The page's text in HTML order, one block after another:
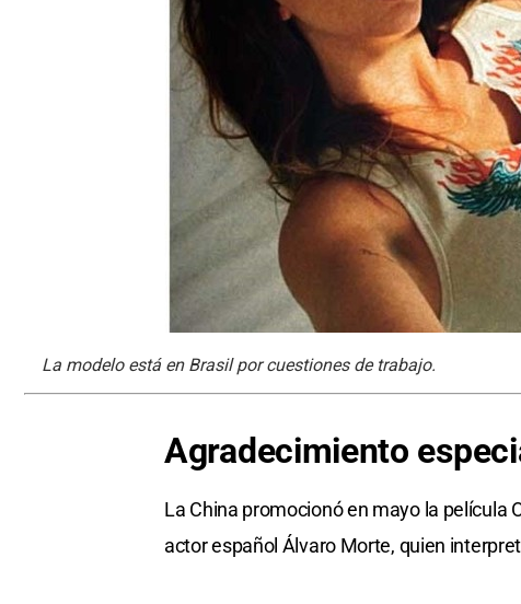
La modelo está en Brasil por cuestiones de trabajo.
Agradecimiento
La China promocionó en mayo la película
actor español Álvaro Morte, quien